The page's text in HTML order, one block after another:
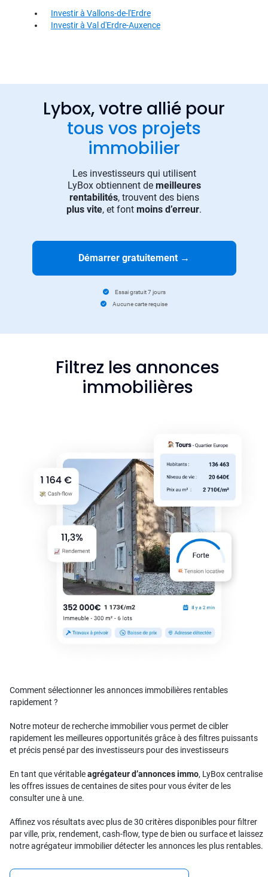
Investir à Vallons-de-l'Erdre
Investir à Val d'Erdre-Auxence
Lybox, votre allié pour
tous vos projets
immobilier
Les investisseurs qui utilisent
LyBox obtiennent de meilleures
rentabilités, trouvent des biens
plus vite, et font moins d’erreur.
Démarrer gratuitement →
Essai gratuit 7 jours
Aucune carte requise
Filtrez les annonces
immobilières
Comment sélectionner les annonces immobilières rentables
rapidement ?
Notre moteur de recherche immobilier vous permet de cibler
rapidement les meilleures opportunités grâce à des filtres puissants
et précis pensé par des investisseurs pour des investisseurs
En tant que véritableagrégateur d’annonces immo, LyBox centralise
les offres issues de centaines de sites pour vous éviter de les
consulter une à une.
Affinez vos résultats avec plus de 30 critères disponibles pour filtrer
par ville, prix, rendement, cash-flow, type de bien ou surface et laissez
notre agrégateur immobilier détecter les annonces les plus rentables.